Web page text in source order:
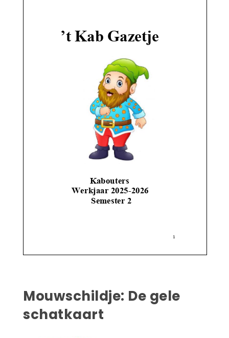
Mouwschildje: De gele
schatkaart